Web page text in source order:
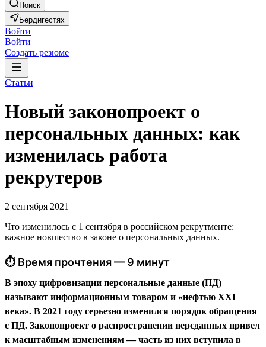
Поиск
Бердигестях
Войти
Войти
Создать резюме
Статьи
Новый законопроект о
персональных данных: как
изменилась работа
рекрутеров
2 сентября 2021
Что изменилось с 1 сентября в российском рекрутменте:
важное новшество в законе о персональных данных.
⏱ Время прочтения — 9 минут
В эпоху цифровизации персональные данные (ПД)
называют информационным товаром и «нефтью XXI
века». В 2021 году серьезно изменился порядок обращения
с ПД. Законопроект о распространении персданных привел
к масштабным изменениям — часть из них вступила в